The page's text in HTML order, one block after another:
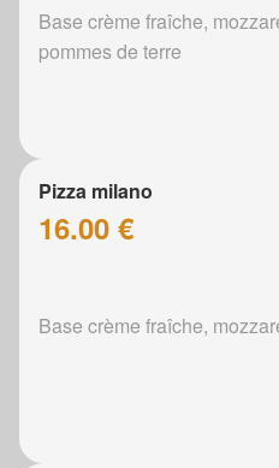
Base crème fraîche,
pommes de terre
Pizza milano
16.00 €
Base crème fraîche,